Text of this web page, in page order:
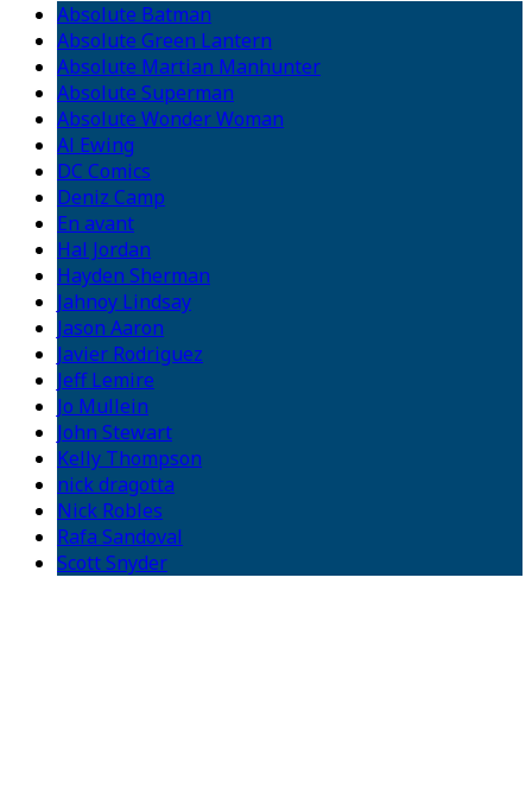
Absolute Batman
Absolute Green Lantern
Absolute Martian Manhunter
Absolute Superman
Absolute Wonder Woman
Al Ewing
DC Comics
Deniz Camp
En avant
Hal Jordan
Hayden Sherman
Jahnoy Lindsay
Jason Aaron
Javier Rodriguez
Jeff Lemire
Jo Mullein
John Stewart
Kelly Thompson
nick dragotta
Nick Robles
Rafa Sandoval
Scott Snyder